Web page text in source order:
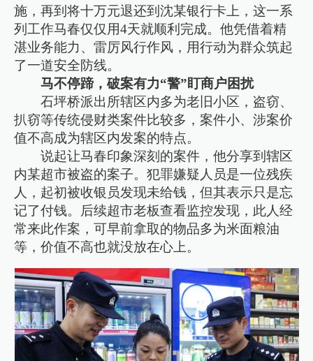
施，再到将十万元退还到沈某银行卡上，这一系
列工作马春仅仅用4天就顺利完成。他凭借着精
湛业务能力、雷厉风行作风，用行动为群众筑起
了一道安全防线。
马不停蹄，破案有力“警”盯商户困扰
石坪桥派出所辖区内多为老旧小区，盗窃、
扒窃等传统侵财类案件比较多，案件小、涉案价
值不高成为辖区内发案的特点。
说起让马春印象深刻的案件，他分享到辖区
内某超市被盗的案子。犯罪嫌疑人员是一位残疾
人，起初被收银员发现未给钱，但其表示只是忘
记了付钱。后续超市老板查看监控发现，此人经
常来此作案，可早前拿取的物品多为米面粮油
等，价值不高也就没放在心上。